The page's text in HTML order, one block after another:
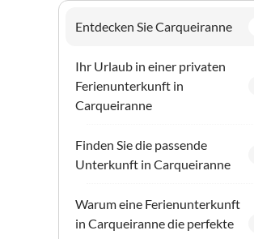
Entdecken Sie Carqueiranne
Ihr Urlaub in einer privaten
Ferienunterkunft in
Carqueiranne
Finden Sie die passende
Unterkunft in Carqueiranne
Warum eine Ferienunterkunft
in Carqueiranne die perfekte